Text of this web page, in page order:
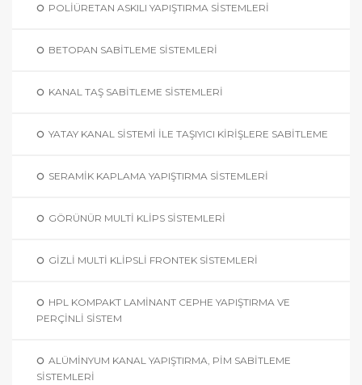
POLİÜRETAN ASKILI YAPIŞTIRMA SİSTEMLERİ
BETOPAN SABİTLEME SİSTEMLERİ
KANAL TAŞ SABITLEME SISTEMLERI
YATAY KANAL SISTEMI İLE TAŞIYICI KIRIŞLERE SABITLEME
SERAMİK KAPLAMA YAPIŞTIRMA SİSTEMLERİ
GÖRÜNÜR MULTİ KLİPS SİSTEMLERİ
GİZLİ MULTİ KLİPSLİ FRONTEK SİSTEMLERİ
HPL KOMPAKT LAMİNANT CEPHE YAPIŞTIRMA VE
PERÇİNLİ SİSTEM
ALÜMINYUM KANAL YAPIŞTIRMA, PIM SABITLEME
SISTEMLERI